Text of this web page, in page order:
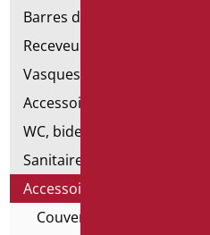
Barres de douche
Receveurs et cabines de
Vasques
Accessoires pour lavabo
WC, bidet et pack WC
Sanitaires spéciaux
Accessoires pour cuvette
Couvercles de bord de